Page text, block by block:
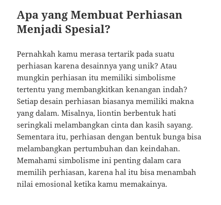
Apa yang Membuat Perhiasan
Menjadi Spesial?
Pernahkah kamu merasa tertarik pada suatu
perhiasan karena desainnya yang unik? Atau
mungkin perhiasan itu memiliki simbolisme
tertentu yang membangkitkan kenangan indah?
Setiap desain perhiasan biasanya memiliki makna
yang dalam. Misalnya, liontin berbentuk hati
seringkali melambangkan cinta dan kasih sayang.
Sementara itu, perhiasan dengan bentuk bunga bisa
melambangkan pertumbuhan dan keindahan.
Memahami simbolisme ini penting dalam cara
memilih perhiasan, karena hal itu bisa menambah
nilai emosional ketika kamu memakainya.